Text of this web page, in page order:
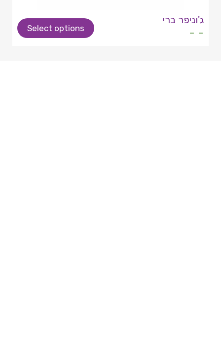
ג'וניפר ברי
- -
Select options